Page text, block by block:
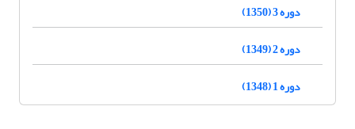
دوره 3 (1350)
دوره 2 (1349)
دوره 1 (1348)